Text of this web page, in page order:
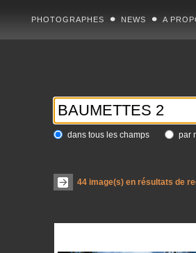
PHOTOGRAPHES NEWS A
dans tous les champs par
44image(s) en résultats de